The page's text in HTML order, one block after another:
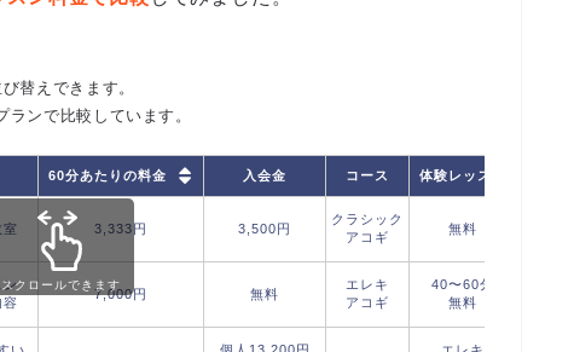
替えできます。
ンで比較しています。
60分あたりの料金 入会金 コース 体験レッスン
3,333円 3,500円
クラシック
アコギ
無料
ン
容
7,000円 無料
エレキ
アコギ
40〜60分
無料
スクロールできます